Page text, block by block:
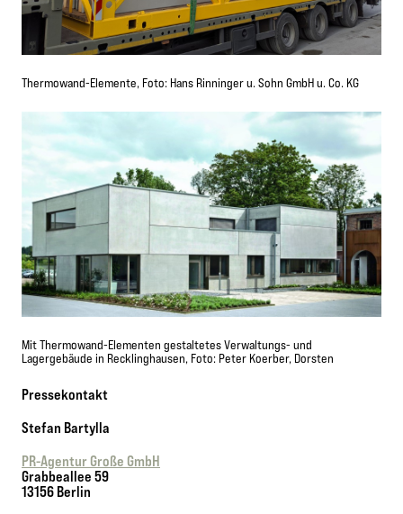
Thermowand-Elemente, Foto: Hans Rinninger u. Sohn GmbH u. Co. KG
Mit Thermowand-Elementen gestaltetes Verwaltungs- und
Lagergebäude in Recklinghausen, Foto: Peter Koerber, Dorsten
Pressekontakt
Stefan Bartylla
PR-Agentur Große GmbH
Grabbeallee 59
13156 Berlin